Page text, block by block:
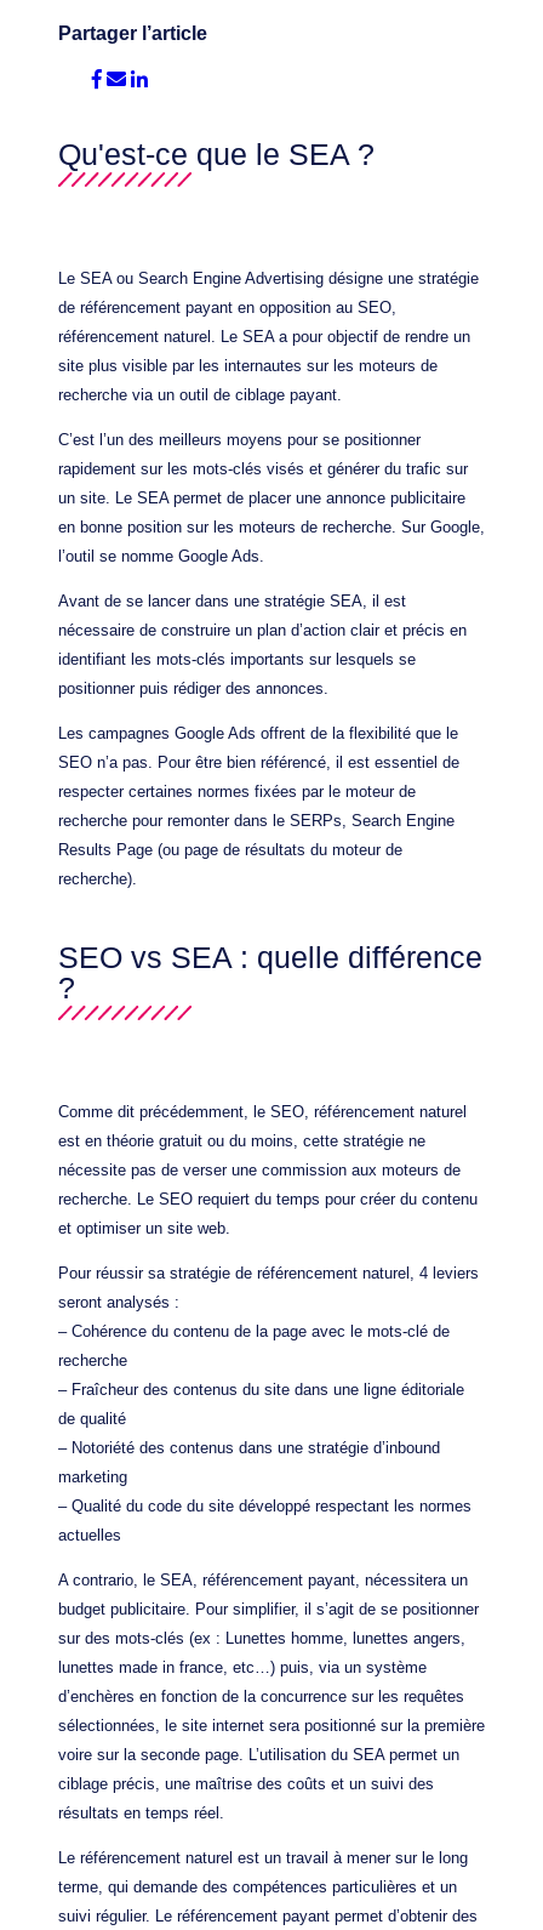
Qu'est-ce que le SEA ?
Le SEA ou Search Engine Advertising désigne une stratégie
de référencement payant en opposition au SEO,
référencement naturel. Le SEA a pour objectif de rendre un
site plus visible par les internautes sur les moteurs de
recherche via un outil de ciblage payant.
C’est l’un des meilleurs moyens pour se positionner
rapidement sur les mots-clés visés et générer du trafic sur
un site. Le SEA permet de placer une annonce publicitaire
en bonne position sur les moteurs de recherche. Sur Google,
l’outil se nomme Google Ads.
Avant de se lancer dans une stratégie SEA, il est
nécessaire de construire un plan d’action clair et précis en
identifiant les mots-clés importants sur lesquels se
positionner puis rédiger des annonces.
Les campagnes Google Ads offrent de la flexibilité que le
SEO n’a pas. Pour être bien référencé, il est essentiel de
respecter certaines normes fixées par le moteur de
recherche pour remonter dans le SERPs, Search Engine
Results Page (ou page de résultats du moteur de
recherche).
SEO vs SEA : quelle différence
?
Comme dit précédemment, le SEO, référencement naturel
est en théorie gratuit ou du moins, cette stratégie ne
nécessite pas de verser une commission aux moteurs de
recherche. Le SEO requiert du temps pour créer du contenu
et optimiser un site web.
Pour réussir sa stratégie de référencement naturel, 4 leviers
seront analysés :
– Cohérence du contenu de la page avec le mots-clé de
recherche
– Fraîcheur des contenus du site dans une ligne éditoriale
de qualité
– Notoriété des contenus dans une stratégie d’inbound
marketing
– Qualité du code du site développé respectant les normes
actuelles
A contrario, le SEA, référencement payant, nécessitera un
budget publicitaire. Pour simplifier, il s’agit de se positionner
sur des mots-clés (ex : Lunettes homme, lunettes angers,
lunettes made in france, etc…) puis, via un système
d’enchères en fonction de la concurrence sur les requêtes
sélectionnées, le site internet sera positionné sur la première
voire sur la seconde page. L’utilisation du SEA permet un
ciblage précis, une maîtrise des coûts et un suivi des
résultats en temps réel.
Le référencement naturel est un travail à mener sur le long
terme, qui demande des compétences particulières et un
suivi régulier. Le référencement payant permet d’obtenir des
Partager l’article